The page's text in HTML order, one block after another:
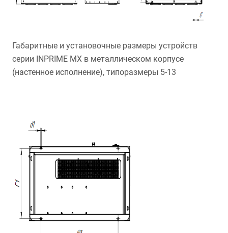
Габаритные и установочные размеры устройств
серии INPRIME MX в металлическом корпусе
(настенное исполнение), типоразмеры 5-13